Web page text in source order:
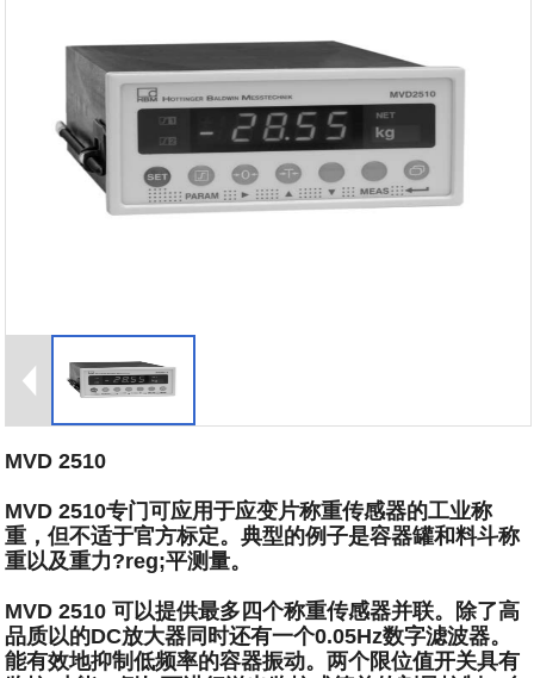
MVD 2510
MVD 2510专门可应用于应变片称重传感器的工业称
重，但不适于官方标定。典型的例子是容器罐和料斗称
重以及重力?reg;平测量。
MVD 2510 可以提供最多四个称重传感器并联。除了高
品质以的DC放大器同时还有一个0.05Hz数字滤波器。
能有效地抑制低频率的容器振动。两个限位值开关具有